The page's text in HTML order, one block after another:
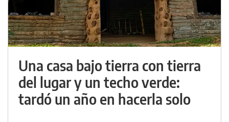
Una casa bajo tierra con tierra
del lugar y un techo verde:
tardó un año en hacerla solo